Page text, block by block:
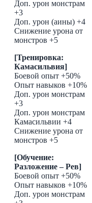
Доп. урон монстрам
+3
Доп. урон (аины) +4
Снижение урона от
монстров +5
[Тренировка:
Камасильвия]
Боевой опыт +50%
Опыт навыков +10%
Доп. урон монстрам
+3
Доп. урон монстрам
Камасильвии +4
Снижение урона от
монстров +5
[Обучение:
Разложение – Рев]
Боевой опыт +50%
Опыт навыков +10%
Доп. урон монстрам